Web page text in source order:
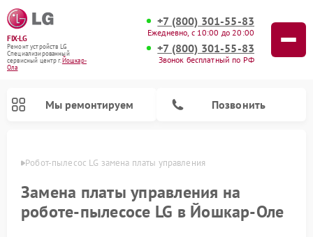
FIX-LG
Ремонт устройств LG
Специализированный
cервисный центр г.Йошкар-
Ола
+7 (800) 301-55-83
Ежедневно, с 10:00 до 20:00
+7 (800) 301-55-83
Звонок бесплатный по РФ
Мы ремонтируем Позвонить
Оле Робот-пылесос LG замена платы управления
Замена платы управления на
роботе-пылесосе LG в Йошкар-Оле